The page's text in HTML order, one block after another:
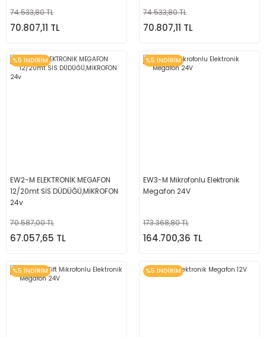
74.533,80 TL
70.807,11 TL
74.533,80 TL
70.807,11 TL
%5 İNDİRİM
EW2-M ELEKTRONİK MEGAFON
12/20mt SİS DÜDÜĞÜ,MİKROFON
24v
70.587,00 TL
67.057,65 TL
%5 İNDİRİM
EW3-M Mikrofonlu Elektronik
Megafon 24V
173.368,80 TL
164.700,36 TL
%5 İNDİRİM %5 İNDİRİM